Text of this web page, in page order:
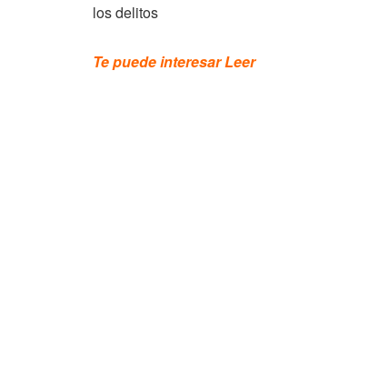
los delitos
Te puede interesar Leer